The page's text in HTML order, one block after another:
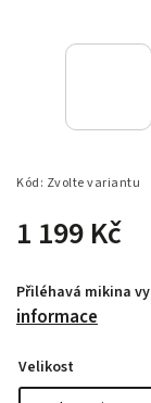
Kód: Zvolte variantu
1 199 Kč
Přiléhavá mikina
informace
Velikost